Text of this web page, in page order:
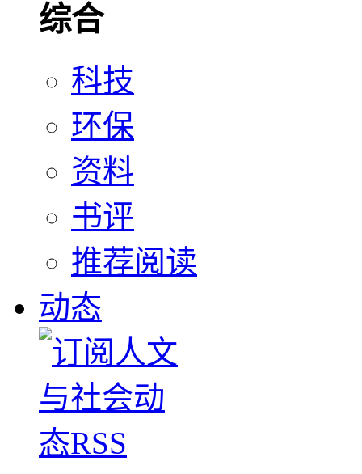
综合
科技
环保
资料
书评
推荐阅读
动态